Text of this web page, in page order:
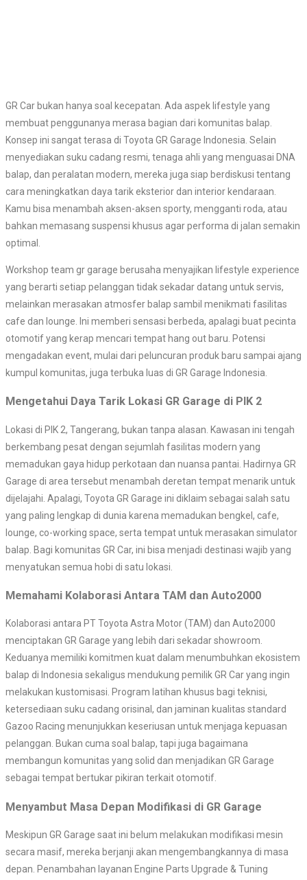
GR Car bukan hanya soal kecepatan. Ada aspek lifestyle yang
membuat penggunanya merasa bagian dari komunitas balap.
Konsep ini sangat terasa di Toyota GR Garage Indonesia. Selain
menyediakan suku cadang resmi, tenaga ahli yang menguasai DNA
balap, dan peralatan modern, mereka juga siap berdiskusi tentang
cara meningkatkan daya tarik eksterior dan interior kendaraan.
Kamu bisa menambah aksen-aksen sporty, mengganti roda, atau
bahkan memasang suspensi khusus agar performa di jalan semakin
optimal.
Workshop team gr garage berusaha menyajikan lifestyle experience
yang berarti setiap pelanggan tidak sekadar datang untuk servis,
melainkan merasakan atmosfer balap sambil menikmati fasilitas
cafe dan lounge. Ini memberi sensasi berbeda, apalagi buat pecinta
otomotif yang kerap mencari tempat hang out baru. Potensi
mengadakan event, mulai dari peluncuran produk baru sampai ajang
kumpul komunitas, juga terbuka luas di GR Garage Indonesia.
Mengetahui Daya Tarik Lokasi GR Garage di PIK 2
Lokasi di PIK 2, Tangerang, bukan tanpa alasan. Kawasan ini tengah
berkembang pesat dengan sejumlah fasilitas modern yang
memadukan gaya hidup perkotaan dan nuansa pantai. Hadirnya GR
Garage di area tersebut menambah deretan tempat menarik untuk
dijelajahi. Apalagi, Toyota GR Garage ini diklaim sebagai salah satu
yang paling lengkap di dunia karena memadukan bengkel, cafe,
lounge, co-working space, serta tempat untuk merasakan simulator
balap. Bagi komunitas GR Car, ini bisa menjadi destinasi wajib yang
menyatukan semua hobi di satu lokasi.
Memahami Kolaborasi Antara TAM dan Auto2000
Kolaborasi antara PT Toyota Astra Motor (TAM) dan Auto2000
menciptakan GR Garage yang lebih dari sekadar showroom.
Keduanya memiliki komitmen kuat dalam menumbuhkan ekosistem
balap di Indonesia sekaligus mendukung pemilik GR Car yang ingin
melakukan kustomisasi. Program latihan khusus bagi teknisi,
ketersediaan suku cadang orisinal, dan jaminan kualitas standard
Gazoo Racing menunjukkan keseriusan untuk menjaga kepuasan
pelanggan. Bukan cuma soal balap, tapi juga bagaimana
membangun komunitas yang solid dan menjadikan GR Garage
sebagai tempat bertukar pikiran terkait otomotif.
Menyambut Masa Depan Modifikasi di GR Garage
Meskipun GR Garage saat ini belum melakukan modifikasi mesin
secara masif, mereka berjanji akan mengembangkannya di masa
depan. Penambahan layanan Engine Parts Upgrade & Tuning